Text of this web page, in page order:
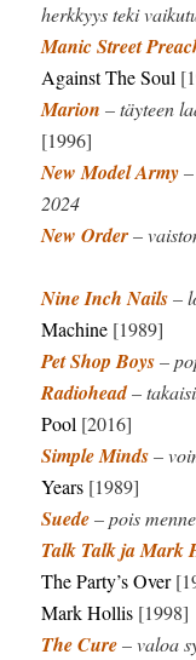
herkkyys teki
Manic Street
Against The Soul
Marion – täyteen
[1996]
New Model Army
2024
New Order–
Nine Inch Nails–
Machine [1989]
Pet Shop Boys–
Radiohead–
Pool [2016]
Simple Minds–
Years [1989]
Suede– pois
Talk Talk ja Mark
The Party’s Over
Mark Hollis [1998]
The Cure– valoa